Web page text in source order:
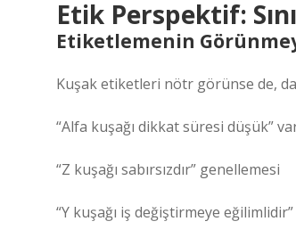
Etik Perspektif:
Etiketlemenin
Kuşak etiketleri nötr görünse de,
“Alfa kuşağı dikkat süresi düşük”
“Z kuşağı sabırsızdır” genellemesi
“Y kuşağı iş değiştirmeye